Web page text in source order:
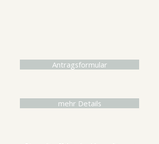
Antragsformular
mehr Details